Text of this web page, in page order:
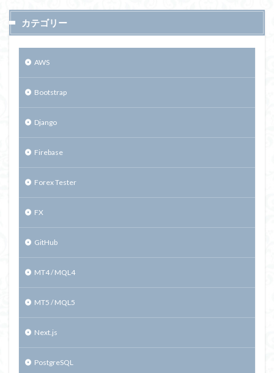
カテゴリー
AWS
Bootstrap
Django
Firebase
Forex Tester
FX
GitHub
MT4 / MQL4
MT5 / MQL5
Next.js
PostgreSQL